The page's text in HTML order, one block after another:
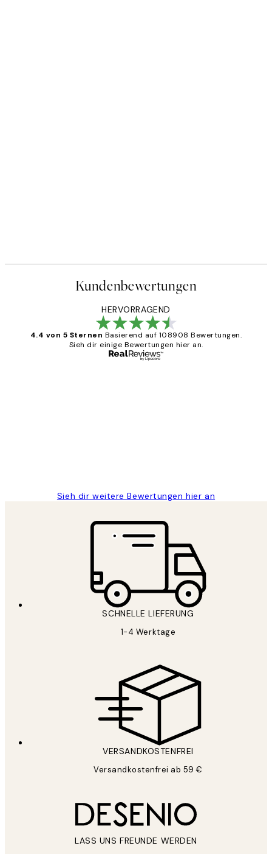
Kundenbewertungen
HERVORRAGEND
4.4 von 5 Sternen Basierend auf 108908 Bewertungen.
Sieh dir einige Bewertungen hier an.
Sieh dir weitere Bewertungen hier an
SCHNELLE LIEFERUNG
1-4 Werktage
VERSANDKOSTENFREI
Versandkostenfrei ab 59 €
LASS UNS FREUNDE WERDEN